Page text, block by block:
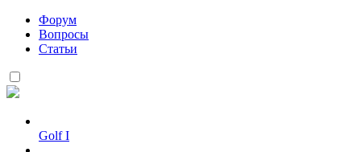
Форум
Вопросы
Статьи
Golf I